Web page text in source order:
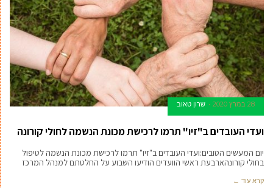
28 במרץ 2020 שרון טאוב
ועדי העובדים ב"זיו" תרמו לרכישת מכונת הנשמה לחולי קורונה
יום המעשים הטובים:ועדי העובדים ב"זיו" תרמו לרכישת מכונת הנשמה לטיפול
בחולי קורונהארבעת ראשי הוועדים הודיעו השבוע על החלטתם למנהל המרכז
קרא עוד ←